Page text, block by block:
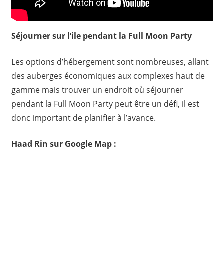
Séjourner sur l’ile pendant la Full Moon Party
Les options d’hébergement sont nombreuses, allant
des auberges économiques aux complexes haut de
gamme mais trouver un endroit où séjourner
pendant la Full Moon Party peut être un défi, il est
donc important de planifier à l’avance.
Haad Rin sur Google Map :